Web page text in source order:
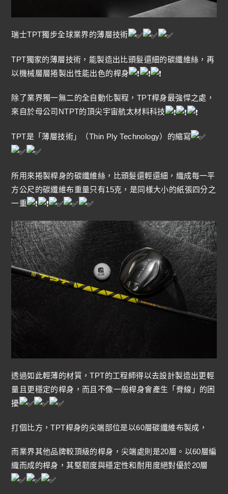
瑞士TPT獨步全球業界的薄層技術
TPT獨家的薄層技術，能製造出比頭髮還細的碳纖維絲，再
以機械層層捲製出性能出色的桿身
除了業界獨一無二的全自動化製程，TPT桿身最強悍之處，
來自於母公司NTPT的頂尖宇宙航太材料科技
TPT是「薄層技術」（Thin Ply Technology）的縮寫
所用來捲製桿身的碳纖維絲，比頭髮還輕還細，織成每一平
方公尺的碳纖維布重量只有15克，是同樣大小的紙張四分之
一重
透過如此輕薄的材質，TPT的工程師得以去設計製造出更輕
量且更穩定的桿身，而且不像一般桿身會產生「脊線」的困
擾
打個比方，TPT桿身的尖端部位是以60層碳纖維布製成，
而業界其他品牌較頂級的桿身，尖端處則是20層。以60層編
織而成的桿身，其堅韌度與穩定性和耐用度絕對優於20層